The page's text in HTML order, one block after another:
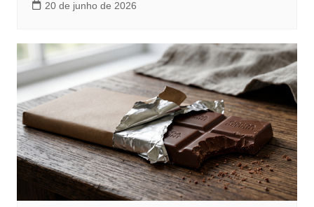
20 de junho de 2026